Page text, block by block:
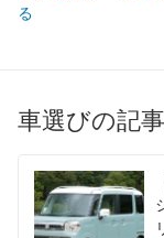
る
車選びの記